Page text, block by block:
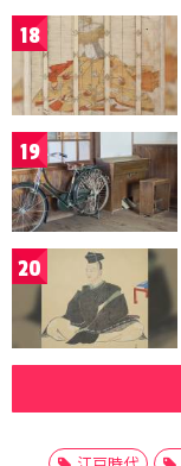
18
19
20